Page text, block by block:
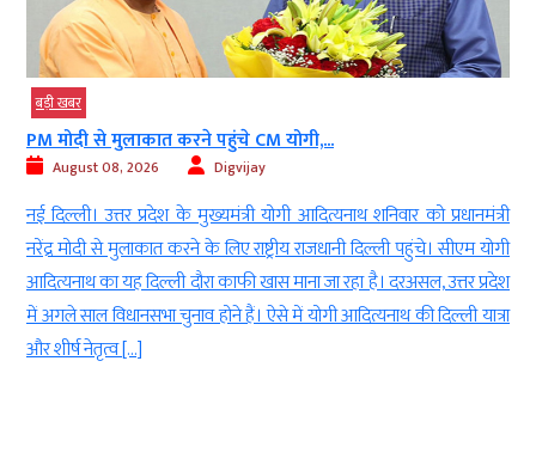
बड़ी खबर
PM मोदी से मुलाकात करने पहुंचे CM योगी,...
August 08, 2026 Digvijay
नई दिल्ली। उत्तर प्रदेश के मुख्यमंत्री योगी आदित्यनाथ शनिवार को प्रधानमंत्री
नरेंद्र मोदी से मुलाकात करने के लिए राष्ट्रीय राजधानी दिल्ली पहुंचे। सीएम योगी
आदित्यनाथ का यह दिल्ली दौरा काफी खास माना जा रहा है। दरअसल, उत्तर प्रदेश
में अगले साल विधानसभा चुनाव होने हैं। ऐसे में योगी आदित्यनाथ की दिल्ली यात्रा
और शीर्ष नेतृत्व […]